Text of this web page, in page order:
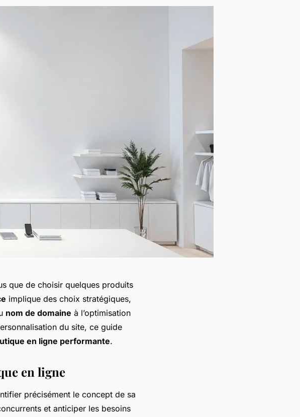
que de choisir quelques produits
implique des choix stratégiques,
nom de domaine à l’optimisation
du site, ce guide
en ligne performante.
en ligne
précisément le concept de sa
et anticiper les besoins